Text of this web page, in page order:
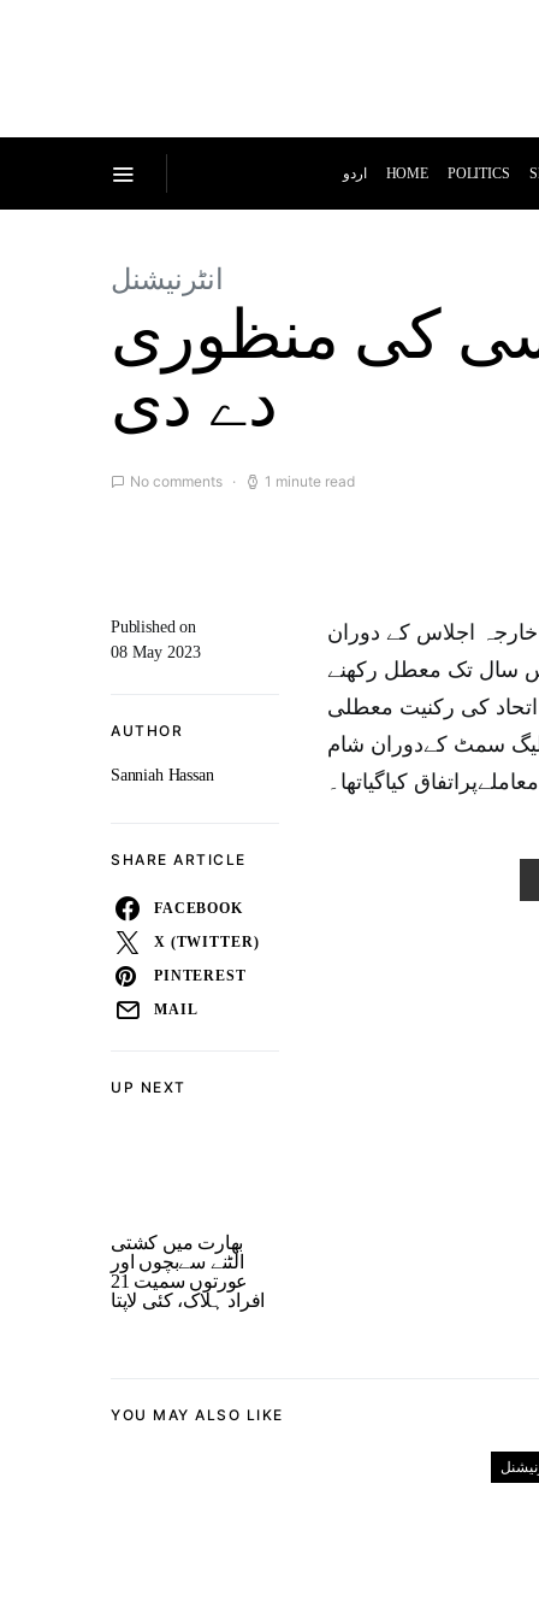
اردو HOME POLITICS
انٹرنیشنل
کی منظوری
دے دی
No comments 1 minute read
UP NEXT
بھارت میں کشتی
الٹنے سےبچوں اور
عورتوں سمیت 21
افراد ہلاک، کئی لاپتا
Published on
08 May 2023
AUTHOR
Sanniah Hassan
SHARE ARTICLE
FACEBOOK
X (TWITTER)
PINTEREST
MAIL
اجلاس کے دوران
سال تک معطل رکھنے
کی اتحاد کی رکنیت معطلی
عرب لیگ سمٹ کےدوران شام
کیاگیاتھا۔
YOU MAY ALSO LIKE